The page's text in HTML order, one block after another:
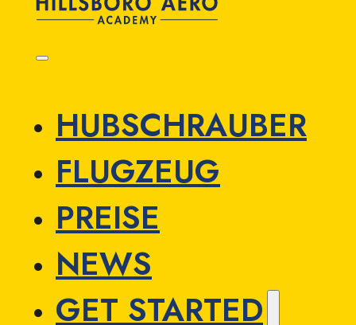
HUBSCHRAUBER
FLUGZEUG
PREISE
NEWS
GET STARTED